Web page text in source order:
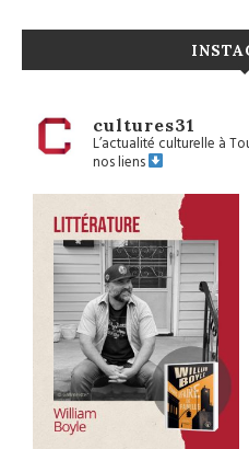
cultures31
L’actualité culturelle à
nos liens